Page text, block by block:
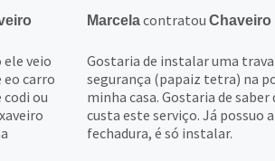
veio
eo carro
ou
Marcelacontratou Chaveiro
Gostaria de instalar uma
segurança (papaiz tetra) na
minha casa. Gostaria de
custa este serviço. Já possuo a
fechadura, é só instalar.